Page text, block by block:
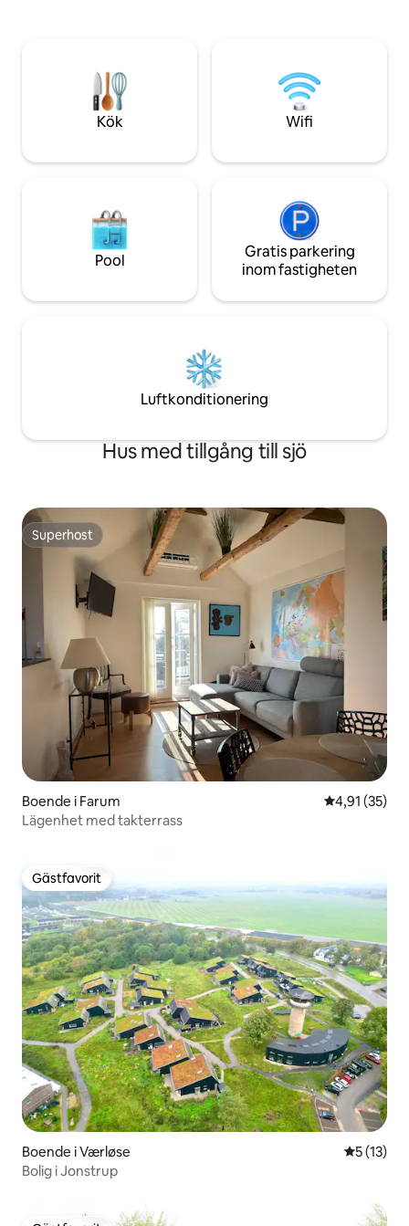
minuter. Grannskapet är väl
kommunicerat med kollektivtrafik och
ligger inom gångavstånd från Amager
vardagsrum med
vardagsrum.
och 1 sovrum
musikscen.
Kök Wifi
Pool
Gratis parkering
inom fastigheten
Luftkonditionering
Hus med tillgång till sjö
Superhost
Superhost
Boende i Farum 4,91 av 5 i
4,91 (35)
Lägenhet med takterrass
Gästfavorit
Gästfavorit
Boende i Værløse 5 av 5 i
5 (13)
Bolig i Jonstrup